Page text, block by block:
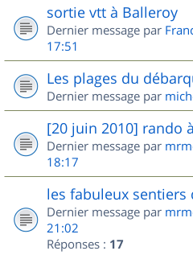
sortie vtt à Balleroy
Dernier message par
17:51
Les plages du
Dernier message par
[20 juin 2010] rando
Dernier message par
18:17
les fabuleux sentiers
Dernier message par
21:02
Réponses : 17